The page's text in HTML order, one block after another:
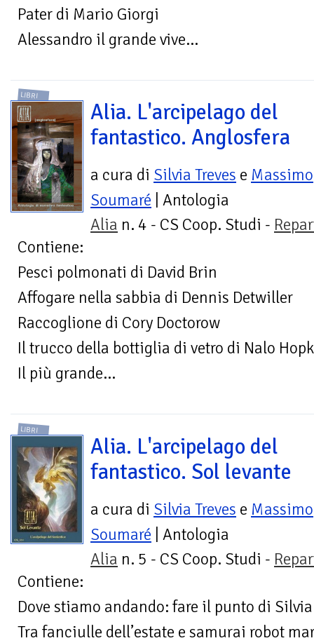
Pater di Mario Giorgi
Alessandro il grande vive...
LIBRI
Alia. L'arcipelago del
fantastico. Anglosfera
a cura di Silvia Treves e Massimo
Soumaré | Antologia
Alia n. 4 - CS Coop. Studi -
Contiene:
Pesci polmonati di David Brin
Affogare nella sabbia di Dennis Detwiller
Raccoglione di Cory Doctorow
Il trucco della bottiglia di vetro di Nalo
Il più grande...
LIBRI
Alia. L'arcipelago del
fantastico. Sol levante
a cura di Silvia Treves e Massimo
Soumaré | Antologia
Alia n. 5 - CS Coop. Studi -
Contiene:
Dove stiamo andando: fare il punto di Silvia
Tra fanciulle dell’estate e samurai robot